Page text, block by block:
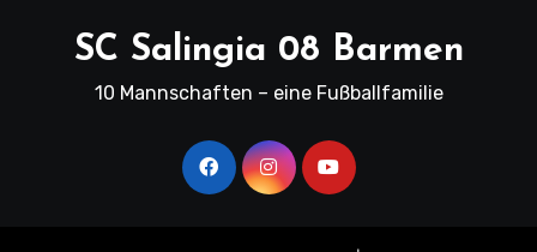
SC Salingia 08 Barmen
10 Mannschaften – eine Fußballfamilie